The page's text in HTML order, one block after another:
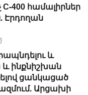
400 համալիրներ
Էրդողան
և
և ինքնիշխան
ցանկացած
Արցախի